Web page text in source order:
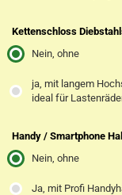
Kettenschloss
Nein, ohne
ja, mit langem
ideal für
Handy / Smartphone
Nein, ohne
Ja, mit Profi